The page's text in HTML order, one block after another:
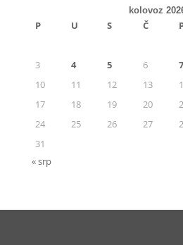
kolovoz
P U S Č
3
4 5 6 7
10
11 12 13
17
18 19 20
24
25 26 27
31
« srp